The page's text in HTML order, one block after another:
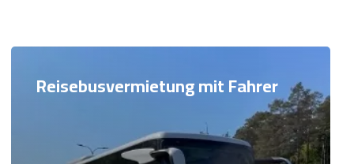
Reisebusvermietung mit Fahrer